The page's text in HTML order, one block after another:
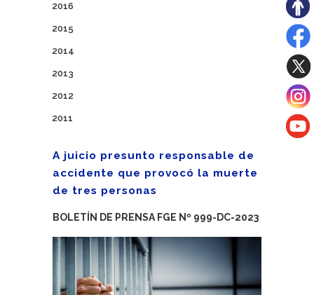
2016
2015
2014
2013
2012
2011
A juicio presunto responsable de
accidente que provocó la muerte
de tres personas
BOLETÍN DE PRENSA FGE Nº 999-DC-2023